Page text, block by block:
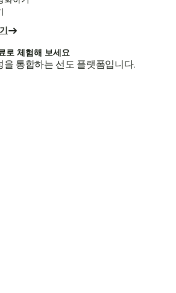
로 체험해 보세요
통합하는 선도 플랫폼입니다.